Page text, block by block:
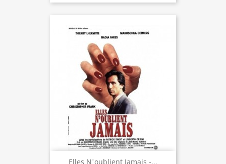
Elles N'oublient Jamais -...